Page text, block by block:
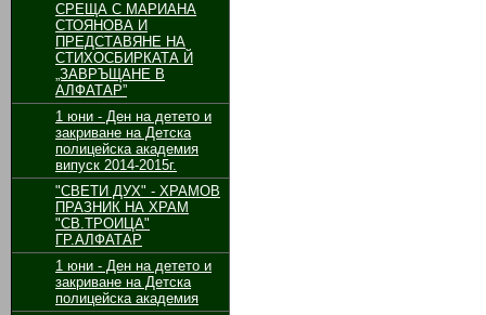
СРЕЩА С МАРИАНА
СТОЯНОВА И
ПРЕДСТАВЯНЕ НА
СТИХОСБИРКАТА Й
„ЗАВРЪЩАНЕ В
АЛФАТАР”
1 юни - Ден на детето и
закриване на Детска
полицейска академия
випуск 2014-2015г.
"СВЕТИ ДУХ" - ХРАМОВ
ПРАЗНИК НА ХРАМ
"СВ.ТРОИЦА"
ГР.АЛФАТАР
1 юни - Ден на детето и
закриване на Детска
полицейска академия